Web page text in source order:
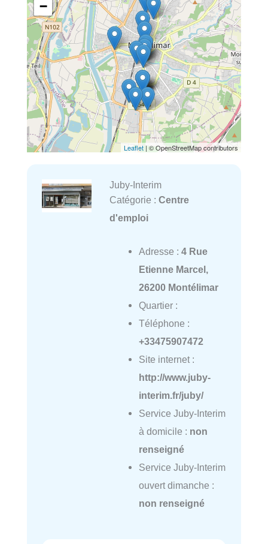
−
Leaflet | © OpenStreetMap contributors
Juby-Interim
Catégorie : Centre
d'emploi
Adresse : 4 Rue
Etienne Marcel,
26200 Montélimar
Quartier :
Téléphone :
+33475907472
Site internet :
http://www.juby-
interim.fr/juby/
Service Juby-Interim
à domicile : non
renseigné
Service Juby-Interim
ouvert dimanche :
non renseigné